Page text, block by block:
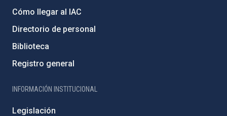
Cómo llegar al IAC
Directorio de personal
Biblioteca
Registro general
INFORMACIÓN INSTITUCIONAL
Legislación